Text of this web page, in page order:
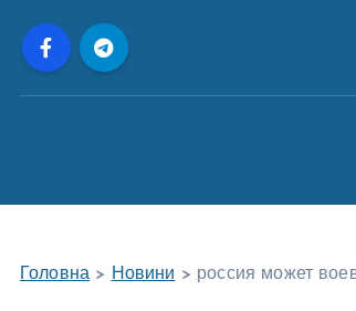
Головна > Новини > россия может